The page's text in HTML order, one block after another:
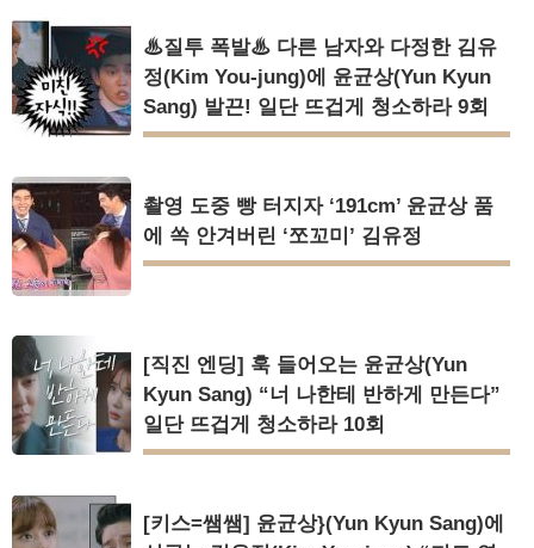
♨질투 폭발♨ 다른 남자와 다정한 김유
정(Kim You-jung)에 윤균상(Yun Kyun
Sang) 발끈! 일단 뜨겁게 청소하라 9회
촬영 도중 빵 터지자 ‘191cm’ 윤균상 품
에 쏙 안겨버린 ‘쪼꼬미’ 김유정
[직진 엔딩] 훅 들어오는 윤균상(Yun
Kyun Sang) “너 나한테 반하게 만든다”
일단 뜨겁게 청소하라 10회
[키스=쌤쌤] 윤균상}(Yun Kyun Sang)에